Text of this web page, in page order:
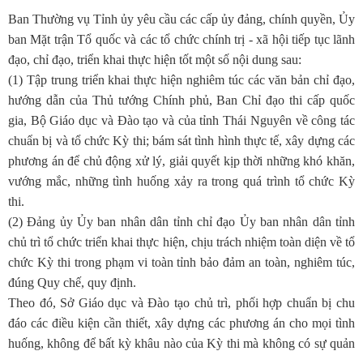
Ban Thường vụ Tỉnh ủy yêu cầu các cấp ủy đảng, chính quyền, Ủy
ban Mặt trận Tổ quốc và các tổ chức chính trị - xã hội tiếp tục lãnh
đạo, chỉ đạo, triển khai thực hiện tốt một số nội dung sau:
(1) Tập trung triển khai thực hiện nghiêm túc các văn bản chỉ đạo,
hướng dẫn của Thủ tướng Chính phủ, Ban Chỉ đạo thi cấp quốc
gia, Bộ Giáo dục và Đào tạo và của tỉnh Thái Nguyên về công tác
chuẩn bị và tổ chức Kỳ thi; bám sát tình hình thực tế, xây dựng các
phương án để chủ động xử lý, giải quyết kịp thời những khó khăn,
vướng mắc, những tình huống xảy ra trong quá trình tổ chức Kỳ
thi.
(2) Đảng ủy Ủy ban nhân dân tỉnh chỉ đạo Ủy ban nhân dân tỉnh
chủ trì tổ chức triển khai thực hiện, chịu trách nhiệm toàn diện về tổ
chức Kỳ thi trong phạm vi toàn tỉnh bảo đảm an toàn, nghiêm túc,
đúng Quy chế, quy định.
Theo đó, Sở Giáo dục và Đào tạo chủ trì, phối hợp chuẩn bị chu
đáo các điều kiện cần thiết, xây dựng các phương án cho mọi tình
huống, không để bất kỳ khâu nào của Kỳ thi mà không có sự quản